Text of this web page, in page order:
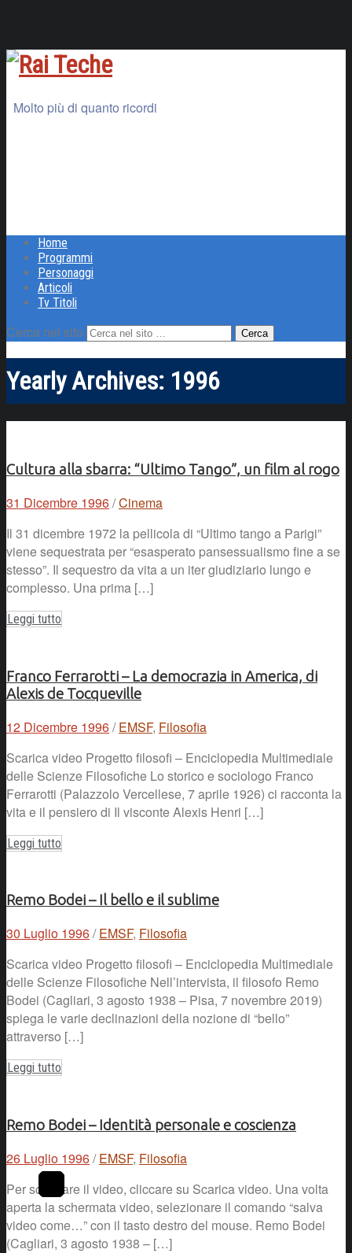
Molto più di quanto ricordi
Home
Programmi
Personaggi
Articoli
Tv Titoli
Cerca nel sito
Yearly Archives: 1996
Cultura alla sbarra: “Ultimo Tango”, un film al rogo
31 Dicembre 1996/Cinema
Il 31 dicembre 1972 la pellicola di “Ultimo tango a Parigi”
viene sequestrata per “esasperato pansessualismo fine a se
stesso”. Il sequestro da vita a un iter giudiziario lungo e
complesso. Una prima […]
Leggi tutto
Franco Ferrarotti – La democrazia in America, di
Alexis de Tocqueville
12 Dicembre 1996/ EMSF, Filosofia
Scarica video Progetto filosofi – Enciclopedia Multimediale
delle Scienze Filosofiche Lo storico e sociologo Franco
Ferrarotti (Palazzolo Vercellese, 7 aprile 1926) ci racconta la
vita e il pensiero di Il visconte Alexis Henri […]
Leggi tutto
Remo Bodei – Il bello e il sublime
30 Luglio 1996/ EMSF, Filosofia
Scarica video Progetto filosofi – Enciclopedia Multimediale
delle Scienze Filosofiche Nell’intervista, il filosofo Remo
Bodei (Cagliari, 3 agosto 1938 – Pisa, 7 novembre 2019)
spiega le varie declinazioni della nozione di “bello”
attraverso […]
Leggi tutto
Remo Bodei – Identità personale e coscienza
26 Luglio 1996/ EMSF, Filosofia
Per scaricare il video, cliccare su Scarica video. Una volta
aperta la schermata video, selezionare il comando “salva
video come…” con il tasto destro del mouse. Remo Bodei
(Cagliari, 3 agosto 1938 – […]